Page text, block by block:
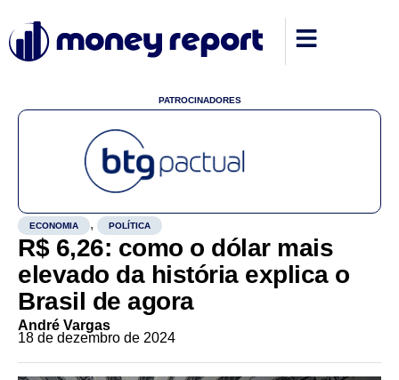
PATROCINADORES
ECONOMIA , POLÍTICA
R$ 6,26: como o dólar mais
elevado da história explica o
Brasil de agora
André Vargas
18 de dezembro de 2024